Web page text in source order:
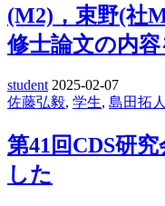
(M2)，束野(社
修士論文の内
student 2025-02-07
佐藤弘毅, 学生, 島田拓人
第41回CDS研
した